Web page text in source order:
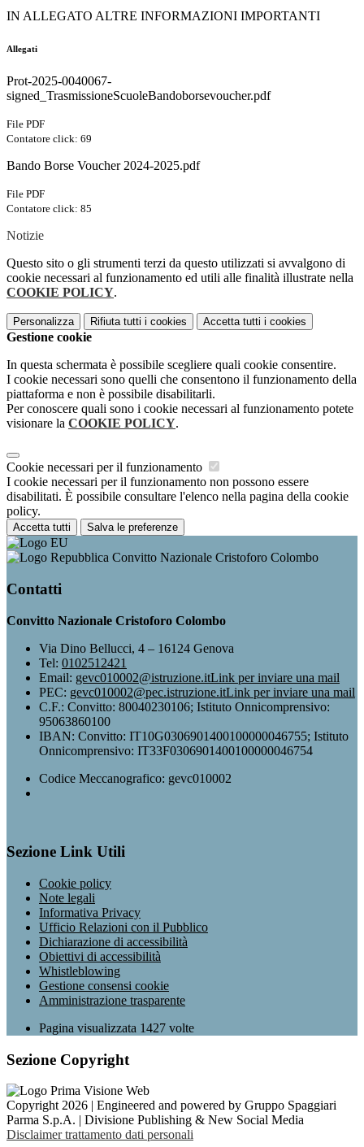
IN ALLEGATO ALTRE INFORMAZIONI IMPORTANTI
Allegati
Prot-2025-0040067-
signed_TrasmissioneScuoleBandoborsevoucher.pdf
File PDF
Contatore click: 69
Bando Borse Voucher 2024-2025.pdf
File PDF
Contatore click: 85
Notizie
Questo sito o gli strumenti terzi da questo utilizzati si avvalgono di
cookie necessari al funzionamento ed utili alle finalità illustrate nella
COOKIE POLICY.
Personalizza Rifiuta tutti i cookies Accetta tutti i cookies
Gestione cookie
In questa schermata è possibile scegliere quali cookie consentire.
I cookie necessari sono quelli che consentono il funzionamento della
piattaforma e non è possibile disabilitarli.
Per conoscere quali sono i cookie necessari al funzionamento potete
visionare la COOKIE POLICY.
Cookie necessari per il funzionamento
I cookie necessari per il funzionamento non possono essere
disabilitati. È possibile consultare l'elenco nella pagina della cookie
policy.
Accetta tutti Salva le preferenze
Convitto Nazionale Cristoforo Colombo
Contatti
Convitto Nazionale Cristoforo Colombo
Via Dino Bellucci, 4 – 16124 Genova
Tel: 0102512421
Email: gevc010002@istruzione.itLink per inviare una mail
PEC: gevc010002@pec.istruzione.itLink per inviare una mail
C.F.: Convitto: 80040230106; Istituto Onnicomprensivo:
95063860100
IBAN: Convitto: IT10G0306901400100000046755; Istituto
Onnicomprensivo: IT33F0306901400100000046754
Codice Meccanografico: gevc010002
Sezione Link Utili
Cookie policy
Note legali
Informativa Privacy
Ufficio Relazioni con il Pubblico
Dichiarazione di accessibilità
Obiettivi di accessibilità
Whistleblowing
Gestione consensi cookie
Amministrazione trasparente
Pagina visualizzata 1427 volte
Sezione Copyright
Copyright 2026 | Engineered and powered by Gruppo Spaggiari
Parma S.p.A. | Divisione Publishing & New Social Media
Disclaimer trattamento dati personali